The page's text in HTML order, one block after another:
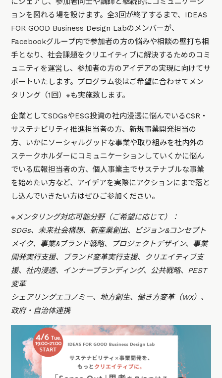
ョンを図れる場を設けます。全3回が終了するまで、IDEAS
FOR GOOD Business Design Labのメンバーが、
Facebookグループ内で参加者の方の悩みや相談の壁打ち相
手となり、社会課題をクリエイティブに解決するためのコミ
ュニティを運営し、参加者の方のアイデアの実現に向けてサ
ポートいたします。プログラム後はご希望に合わせてメン
タリング（1回）※も実施致します。
企業としてSDGsやESG投資の社内浸透に悩んでいるCSR・
サステナビリティ推進担当者の方、新規事業開発担当の
方、いかにソーシャルグッドな事業や取り組みを社内外の
ステークホルダーにコミュニケーションしていくかに悩ん
でいる広報担当者の方、個人事業主でサステナブルな事業
を始めたい方など、アイデアを実際にアクションにまで落と
し込んでいきたい方はぜひご参加ください。
※メンタリング対応可能分野（ご希望に応じて）：
SDGs、未来社会構想、新産業創出、ビジョン&コンセプト
メイク、事業&ブランド戦略、プロジェクトデザイン、事業
開発実行支援、ブランド変革実行支援、クリエイティブ支
援、社内浸透、インナーブランディング、公共戦略、PEST
変革
シェアリングエコノミー、地方創生、働き方変革（WX）、
政府・自治体連携